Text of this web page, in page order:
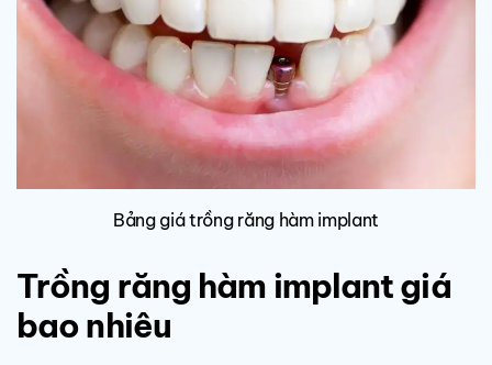
Bảng giá trồng răng hàm implant
Trồng răng hàm implant giá
bao nhiêu